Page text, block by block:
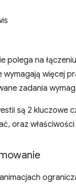
polega na
wymagają więcej
zadania
są 2 kluczowe
oraz